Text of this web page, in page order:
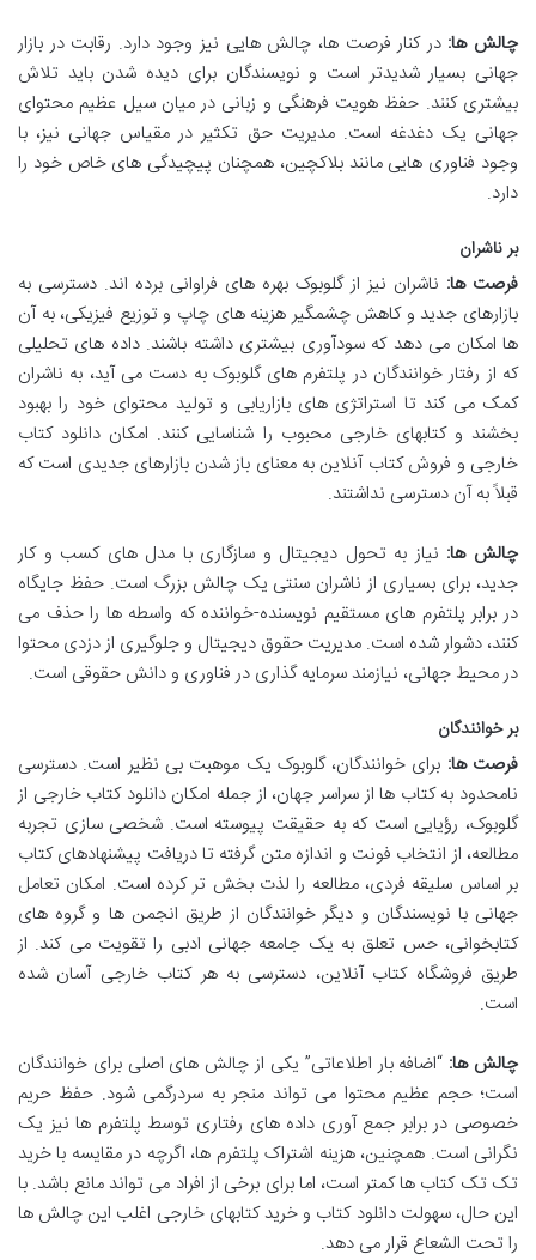
چالش ها: در کنار فرصت ها، چالش هایی نیز وجود دارد. رقابت در بازار
جهانی بسیار شدیدتر است و نویسندگان برای دیده شدن باید تلاش
بیشتری کنند. حفظ هویت فرهنگی و زبانی در میان سیل عظیم محتوای
جهانی یک دغدغه است. مدیریت حق تکثیر در مقیاس جهانی نیز، با
وجود فناوری هایی مانند بلاکچین، همچنان پیچیدگی های خاص خود را
دارد.
بر ناشران
فرصت ها: ناشران نیز از گلوبوک بهره های فراوانی برده اند. دسترسی به
بازارهای جدید و کاهش چشمگیر هزینه های چاپ و توزیع فیزیکی، به آن
ها امکان می دهد که سودآوری بیشتری داشته باشند. داده های تحلیلی
که از رفتار خوانندگان در پلتفرم های گلوبوک به دست می آید، به ناشران
کمک می کند تا استراتژی های بازاریابی و تولید محتوای خود را بهبود
بخشند و کتابهای خارجی محبوب را شناسایی کنند. امکان دانلود کتاب
خارجی و فروش کتاب آنلاین به معنای باز شدن بازارهای جدیدی است که
قبلاً به آن دسترسی نداشتند.
چالش ها: نیاز به تحول دیجیتال و سازگاری با مدل های کسب و کار
جدید، برای بسیاری از ناشران سنتی یک چالش بزرگ است. حفظ جایگاه
در برابر پلتفرم های مستقیم نویسنده-خواننده که واسطه ها را حذف می
کنند، دشوار شده است. مدیریت حقوق دیجیتال و جلوگیری از دزدی محتوا
در محیط جهانی، نیازمند سرمایه گذاری در فناوری و دانش حقوقی است.
بر خوانندگان
فرصت ها: برای خوانندگان، گلوبوک یک موهبت بی نظیر است. دسترسی
نامحدود به کتاب ها از سراسر جهان، از جمله امکان دانلود کتاب خارجی از
گلوبوک، رؤیایی است که به حقیقت پیوسته است. شخصی سازی تجربه
مطالعه، از انتخاب فونت و اندازه متن گرفته تا دریافت پیشنهادهای کتاب
بر اساس سلیقه فردی، مطالعه را لذت بخش تر کرده است. امکان تعامل
جهانی با نویسندگان و دیگر خوانندگان از طریق انجمن ها و گروه های
کتابخوانی، حس تعلق به یک جامعه جهانی ادبی را تقویت می کند. از
طریق فروشگاه کتاب آنلاین، دسترسی به هر کتاب خارجی آسان شده
است.
چالش ها: “اضافه بار اطلاعاتی” یکی از چالش های اصلی برای خوانندگان
است؛ حجم عظیم محتوا می تواند منجر به سردرگمی شود. حفظ حریم
خصوصی در برابر جمع آوری داده های رفتاری توسط پلتفرم ها نیز یک
نگرانی است. همچنین، هزینه اشتراک پلتفرم ها، اگرچه در مقایسه با خرید
تک تک کتاب ها کمتر است، اما برای برخی از افراد می تواند مانع باشد. با
این حال، سهولت دانلود کتاب و خرید کتابهای خارجی اغلب این چالش ها
را تحت الشعاع قرار می دهد.